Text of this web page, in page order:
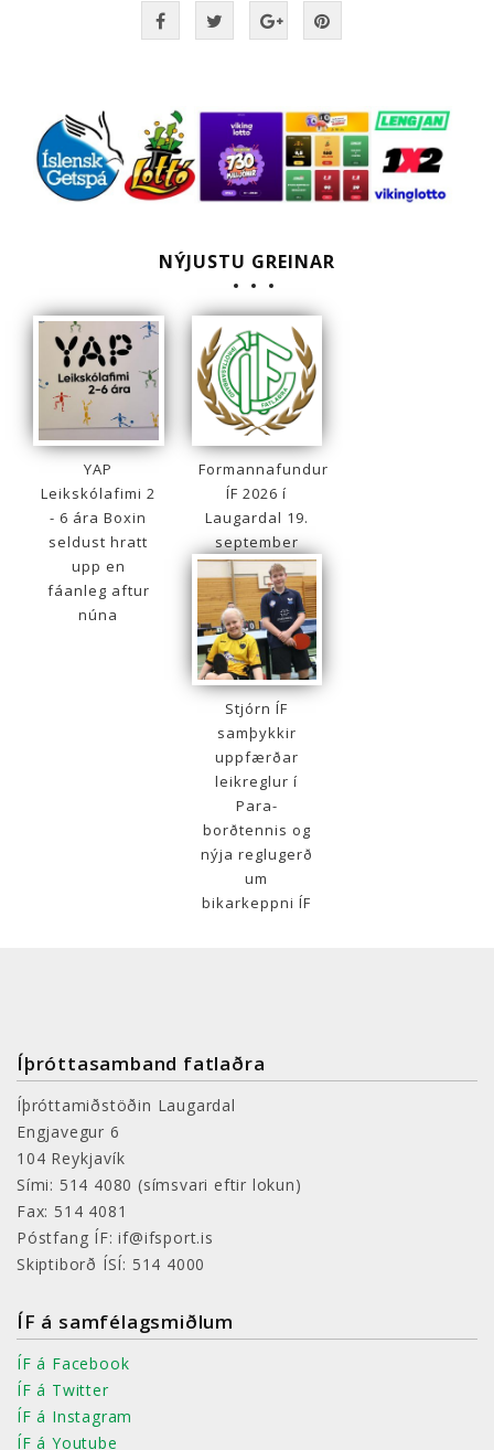
NÝJUSTU GREINAR
YAP
Leikskólafimi 2
- 6 ára Boxin
seldust hratt
upp en
fáanleg aftur
núna
Formannafundur
ÍF 2026 í
Laugardal 19.
september
Stjórn ÍF
samþykkir
uppfærðar
leikreglur í
Para-
borðtennis og
nýja reglugerð
um
bikarkeppni ÍF
Íþróttasamband fatlaðra
Íþróttamiðstöðin Laugardal
Engjavegur 6
104 Reykjavík
Sími: 514 4080(símsvari eftir lokun)
Fax: 514 4081
Póstfang ÍF: if@ifsport.is
Skiptiborð ÍSÍ: 514 4000
ÍF á samfélagsmiðlum
ÍF á Facebook
ÍF á Twitter
ÍF á Instagram
ÍF á Youtube